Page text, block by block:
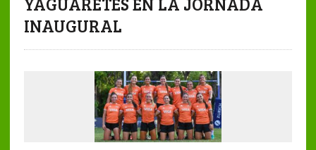
INAUGURAL